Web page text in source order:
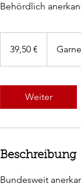
Behördlich
39,50 €
Weiter
Beschreibung
Bundesweit